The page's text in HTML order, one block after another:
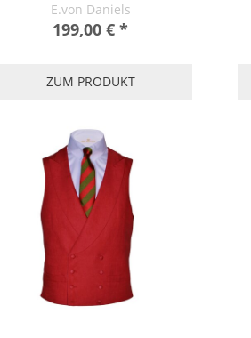
E.von Daniels
199,00 € *
ZUM PRODUKT